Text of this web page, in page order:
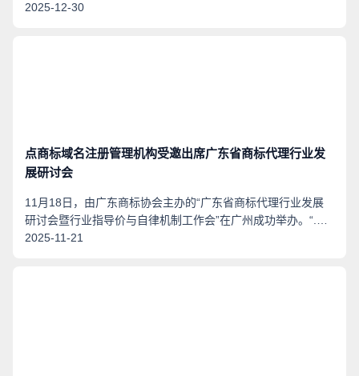
省市场监督管理局的指导下，吸引了全省商标代理机构、行业
2025-12-30
点商标域名注册管理机构受邀出席广东省商标代理行业发
展研讨会
11月18日，由广东商标协会主办的“广东省商标代理行业发展
研讨会暨行业指导价与自律机制工作会”在广州成功举办。“.商
标”域名注册管理机构应主办方邀请出席会议，与来自协会、企
2025-11-21